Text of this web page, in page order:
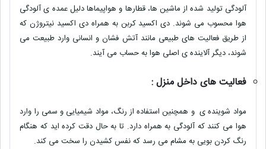
آلودگی تولید شده از ماشین ها، قطارها و هواپیماها دلیل عمده ی آلودگی
هوا محسوب می شوند. دی اکسید کربن به همراه دی اکسید نیتروژن که
از طریق فعالیت های طبیعی مانند آتش فشان و انسانی وارد طبیعت می
شوند، دیگر آلاینده ی اصلی هوا به حساب می آیند.
فعالیت های داخل منزل :
مواد شوینده ی و همچنین استفاده از رنگ، مواد شیمیایی و سمی را وارد
هوا می کنند که آلودگی به همراه دارد. تا به حال دقت کرده اید که هنگام
رنگ کردن بویی به مشام می رسد که نفس کشیدن را سخت می کند.